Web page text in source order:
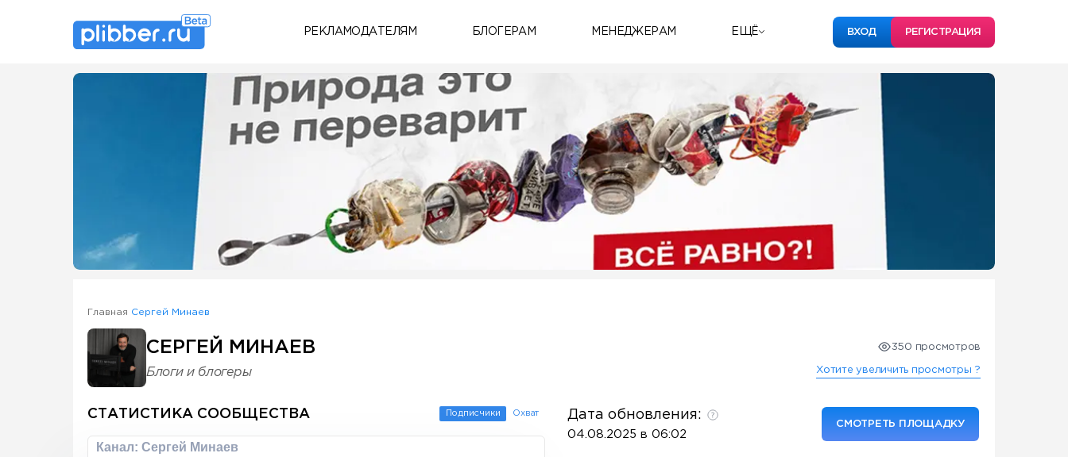
РЕКЛАМОДАТЕЛЯМ БЛОГЕРАМ МЕНЕДЖЕРАМ ЕЩЁ ВХОД РЕГИСТРАЦИЯ
Some SEO Title
Главная Сергей Минаев
СЕРГЕЙ МИНАЕВ
Блоги и блогеры
350 просмотров
Хотите увеличить просмотры ?
СТАТИСТИКА СООБЩЕСТВА Подписчики Охват
Канал: Сергей Минаев
Дата обновления:
04.08.2025 в 06:02
СМОТРЕТЬ ПЛОЩАДКУ